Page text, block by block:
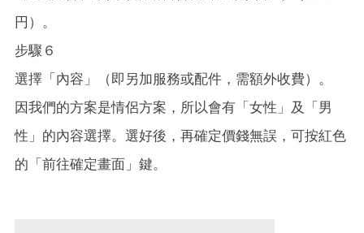
円）。
步驟６
選擇「內容」（即另加服務或配件，需額外收費）。
因我們的方案是情侶方案，所以會有「女性」及「男
性」的內容選擇。選好後，再確定價錢無誤，可按紅色
的「前往確定畫面」鍵。